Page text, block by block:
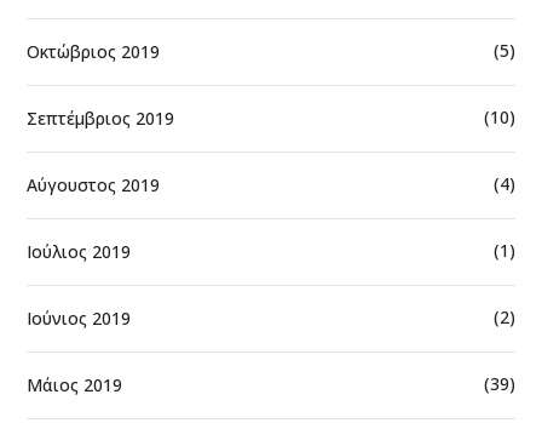
Οκτώβριος 2019 (5)
Σεπτέμβριος 2019 (10)
Αύγουστος 2019 (4)
Ιούλιος 2019 (1)
Ιούνιος 2019 (2)
Μάιος 2019 (39)